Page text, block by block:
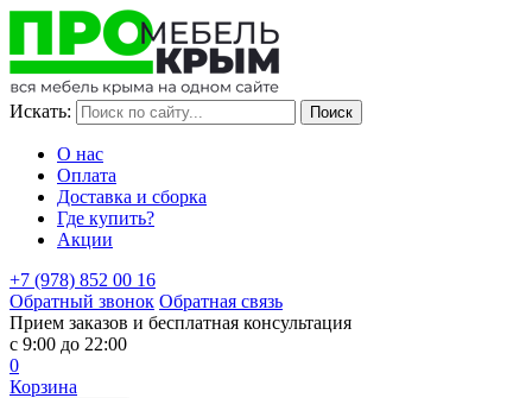
Искать:
О нас
Оплата
Доставка и сборка
Где купить?
Акции
+7 (978) 852 00 16
Обратный звонок Обратная связь
Прием заказов и бесплатная консультация
с 9:00 до 22:00
0
Корзина
Идёт переоценка товара. Конечную стоимость Вы можете
уточнить у нашего менеджера.